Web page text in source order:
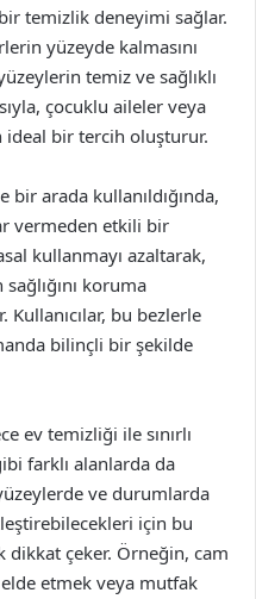
temizlik deneyimi sağlar.
yüzeyde kalmasını
temiz ve sağlıklı
çocuklu aileler veya
bir tercih oluşturur.
arada kullanıldığında,
vermeden etkili bir
kullanmayı azaltarak,
koruma
bu bezlerle
bilinçli bir şekilde
ev temizliği ile sınırlı
farklı alanlarda da
ve durumlarda
için bu
çeker. Örneğin, cam
etmek veya mutfak